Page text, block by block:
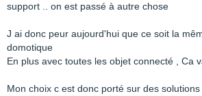
support .. on est passé à autre chose
J ai donc peur aujourd'hui que ce soit la
domotique
En plus avec toutes les objet connecté , Ca
Mon choix c est donc porté sur des